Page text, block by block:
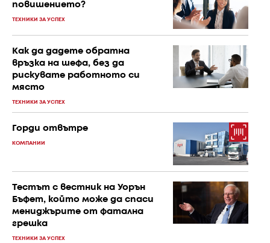
повишението?
ТЕХНИКИ ЗА УСПЕХ
Как да дадете обратна
връзка на шефа, без да
рискувате работното си
място
ТЕХНИКИ ЗА УСПЕХ
Горди отвътре
КОМПАНИИ
Тестът с вестник на Уорън
Бъфет, който може да спаси
мениджърите от фатална
грешка
ТЕХНИКИ ЗА УСПЕХ